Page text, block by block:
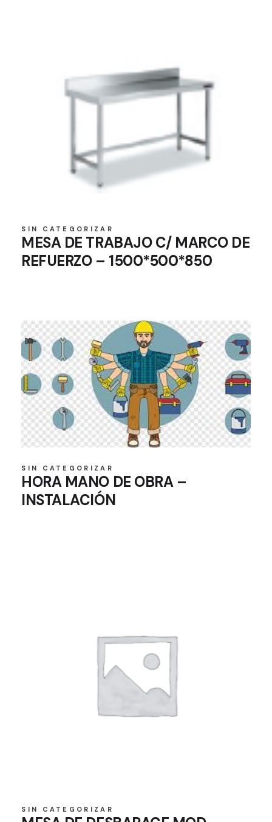
SIN CATEGORIZAR
MESA DE TRABAJO C/ MARCO DE
REFUERZO – 1500*500*850
SIN CATEGORIZAR
HORA MANO DE OBRA –
INSTALACIÓN
SIN CATEGORIZAR